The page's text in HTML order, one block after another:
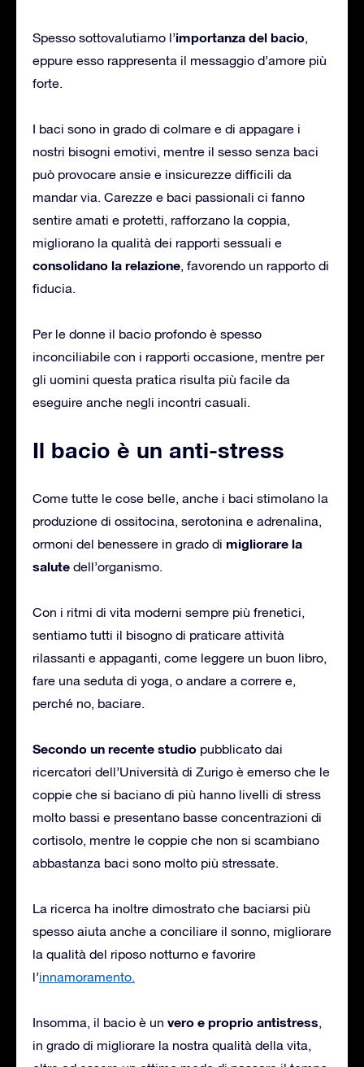
Spesso sottovalutiamo l’importanza del bacio,
eppure esso rappresenta il messaggio d’amore più
forte.
I baci sono in grado di colmare e di appagare i
nostri bisogni emotivi, mentre il sesso senza baci
può provocare ansie e insicurezze difficili da
mandar via. Carezze e baci passionali ci fanno
sentire amati e protetti, rafforzano la coppia,
migliorano la qualità dei rapporti sessuali e
consolidano la relazione, favorendo un rapporto di
fiducia.
Per le donne il bacio profondo è spesso
inconciliabile con i rapporti occasione, mentre per
gli uomini questa pratica risulta più facile da
eseguire anche negli incontri casuali.
Il bacio è un anti-stress
Come tutte le cose belle, anche i baci stimolano la
produzione di ossitocina, serotonina e adrenalina,
ormoni del benessere in grado di migliorare la
salute dell’organismo.
Con i ritmi di vita moderni sempre più frenetici,
sentiamo tutti il bisogno di praticare attività
rilassanti e appaganti, come leggere un buon libro,
fare una seduta di yoga, o andare a correre e,
perché no, baciare.
Secondo un recente studio pubblicato dai
ricercatori dell’Università di Zurigo è emerso che le
coppie che si baciano di più hanno livelli di stress
molto bassi e presentano basse concentrazioni di
cortisolo, mentre le coppie che non si scambiano
abbastanza baci sono molto più stressate.
La ricerca ha inoltre dimostrato che baciarsi più
spesso aiuta anche a conciliare il sonno, migliorare
la qualità del riposo notturno e favorire
l’innamoramento.
Insomma, il bacio è un vero e proprio antistress,
in grado di migliorare la nostra qualità della vita,